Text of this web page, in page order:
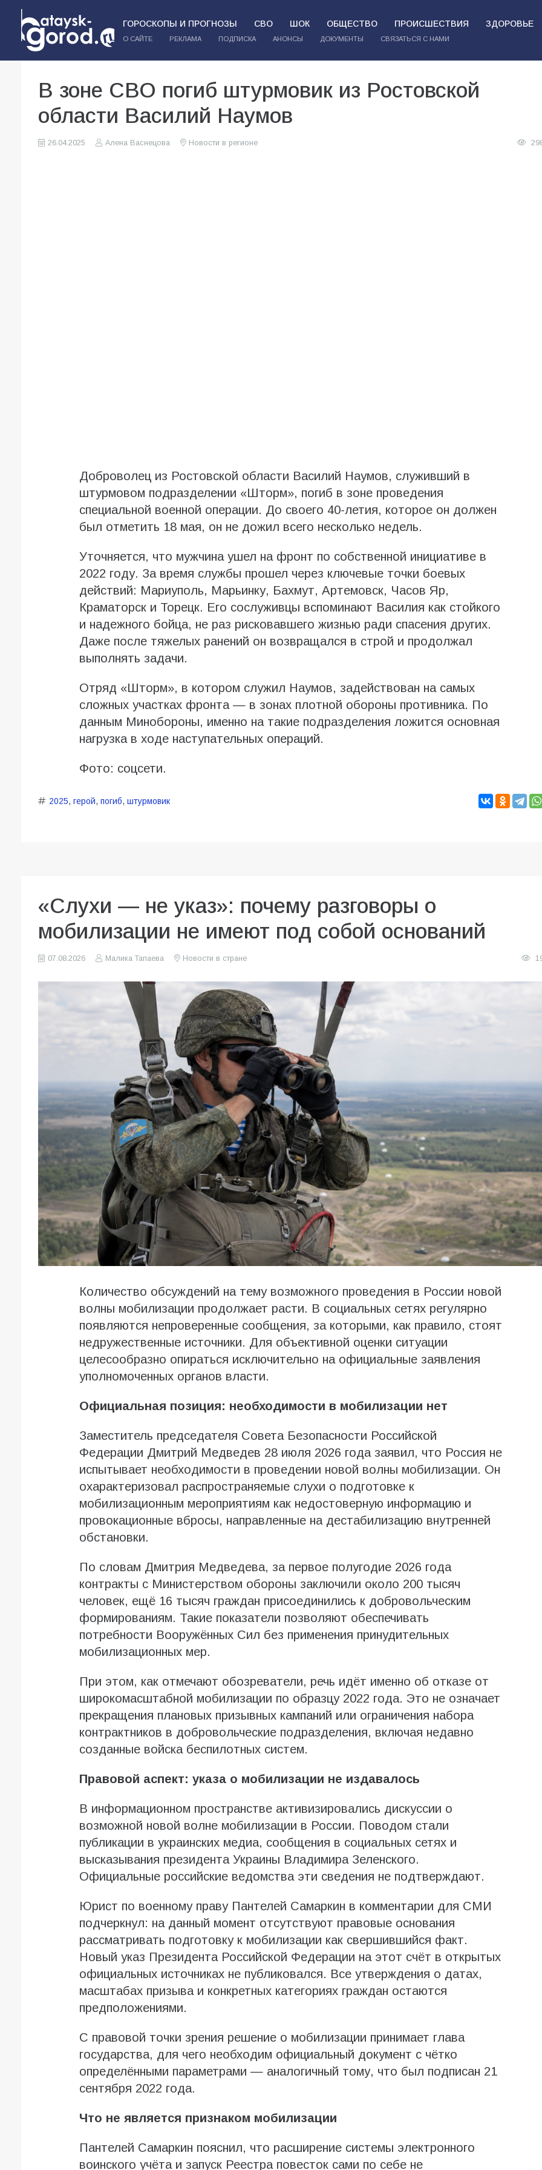
ГОРОСКОПЫ И ПРОГНОЗЫ СВО ШОК ОБЩЕСТВО ПРОИСШЕСТВИЯ ЗДОРОВЬЕ
О САЙТЕ РЕКЛАМА ПОДПИСКА АНОНСЫ ДОКУМЕНТЫ СВЯЗАТЬСЯ С НАМИ
В зоне СВО погиб штурмовик из Ростовской
области Василий Наумов
26.04.2025 Алена Васнецова Новости в регионе
Доброволец из Ростовской области Василий Наумов, служивший в
штурмовом подразделении «Шторм», погиб в зоне проведения
специальной военной операции. До своего 40-летия, которое он должен
был отметить 18 мая, он не дожил всего несколько недель.
Уточняется, что мужчина ушел на фронт по собственной инициативе в
2022 году. За время службы прошел через ключевые точки боевых
действий: Мариуполь, Марьинку, Бахмут, Артемовск, Часов Яр,
Краматорск и Торецк. Его сослуживцы вспоминают Василия как стойкого
и надежного бойца, не раз рисковавшего жизнью ради спасения других.
Даже после тяжелых ранений он возвращался в строй и продолжал
выполнять задачи.
Отряд «Шторм», в котором служил Наумов, задействован на самых
сложных участках фронта — в зонах плотной обороны противника. По
данным Минобороны, именно на такие подразделения ложится основная
нагрузка в ходе наступательных операций.
Фото: соцсети.
2025, герой, погиб, штурмовик
«Слухи — не указ»: почему разговоры о
мобилизации не имеют под собой оснований
07.08.2026 Малика Тапаева Новости в стране
Количество обсуждений на тему возможного проведения в России новой
волны мобилизации продолжает расти. В социальных сетях регулярно
появляются непроверенные сообщения, за которыми, как правило, стоят
недружественные источники. Для объективной оценки ситуации
целесообразно опираться исключительно на официальные заявления
уполномоченных органов власти.
Официальная позиция: необходимости в мобилизации нет
Заместитель председателя Совета Безопасности Российской
Федерации Дмитрий Медведев 28 июля 2026 года заявил, что Россия не
испытывает необходимости в проведении новой волны мобилизации. Он
охарактеризовал распространяемые слухи о подготовке к
мобилизационным мероприятиям как недостоверную информацию и
провокационные вбросы, направленные на дестабилизацию внутренней
обстановки.
По словам Дмитрия Медведева, за первое полугодие 2026 года
контракты с Министерством обороны заключили около 200 тысяч
человек, ещё 16 тысяч граждан присоединились к добровольческим
формированиям. Такие показатели позволяют обеспечивать
потребности Вооружённых Сил без применения принудительных
мобилизационных мер.
При этом, как отмечают обозреватели, речь идёт именно об отказе от
широкомасштабной мобилизации по образцу 2022 года. Это не означает
прекращения плановых призывных кампаний или ограничения набора
контрактников в добровольческие подразделения, включая недавно
созданные войска беспилотных систем.
Правовой аспект: указа о мобилизации не издавалось
В информационном пространстве активизировались дискуссии о
возможной новой волне мобилизации в России. Поводом стали
публикации в украинских медиа, сообщения в социальных сетях и
высказывания президента Украины Владимира Зеленского.
Официальные российские ведомства эти сведения не подтверждают.
Юрист по военному праву Пантелей Самаркин в комментарии для СМИ
подчеркнул: на данный момент отсутствуют правовые основания
рассматривать подготовку к мобилизации как свершившийся факт.
Новый указ Президента Российской Федерации на этот счёт в открытых
официальных источниках не публиковался. Все утверждения о датах,
масштабах призыва и конкретных категориях граждан остаются
предположениями.
С правовой точки зрения решение о мобилизации принимает глава
государства, для чего необходим официальный документ с чётко
определёнными параметрами — аналогичный тому, что был подписан 21
сентября 2022 года.
Что не является признаком мобилизации
Пантелей Самаркин пояснил, что расширение системы электронного
воинского учёта и запуск Реестра повесток сами по себе не